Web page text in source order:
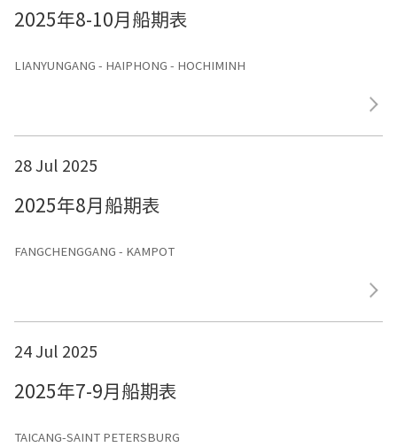
2025年8-10月船期表
LIANYUNGANG - HAIPHONG - HOCHIMINH
28 Jul 2025
2025年8月船期表
FANGCHENGGANG - KAMPOT
24 Jul 2025
2025年7-9月船期表
TAICANG-SAINT PETERSBURG